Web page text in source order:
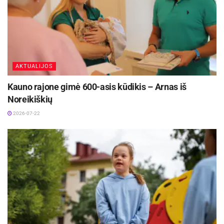
Gyvenimo būdo įtaka hormonams ir gydymas
Aktualios naujienos
Iki dešimtadalio skubiosios medicinos pagalbos
paslaugų galės būti suteiktos išplėstinės
praktikos slaugytojų
AKTUALIJOS
Kauno rajone gimė 600-asis kūdikis – Arnas iš
Noreikiškių
2026-07-22